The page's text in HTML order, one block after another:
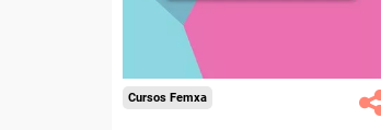
Cursos Femxa